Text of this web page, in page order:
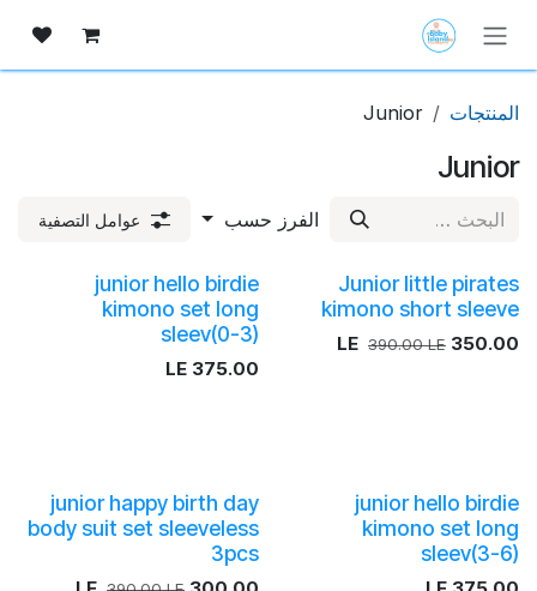
تخطي للذهاب إلى المحتوى
المنتجات Junior
Junior
الفرز حسب عوامل التصفية
Junior little pirates
kimono short sleeve
350.00
390.00LE
junior hello birdie
kimono set long
sleev(0-3)
375.00
junior hello birdie
kimono set long
sleev(3-6)
junior happy birth day
body suit set sleeveless
3pcs